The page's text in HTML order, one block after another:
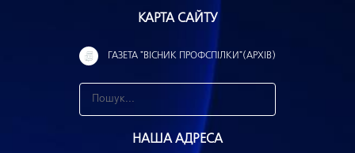
КАРТА САЙТУ
ГАЗЕТА "ВІСНИК ПРОФСПІЛКИ"(АРХІВ)
н
НАША АДРЕСА